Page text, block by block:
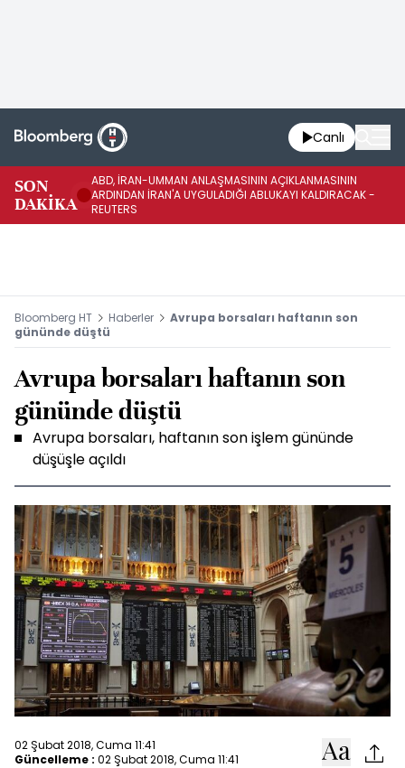
Canlı
SON
DAKİKA
ABD, İRAN-UMMAN ANLAŞMASININ AÇIKLANMASININ
ARDINDAN İRAN'A UYGULADIĞI ABLUKAYI KALDIRACAK -
REUTERS
Bloomberg HT Haberler
Avrupa borsaları haftanın son
gününde düştü
Avrupa borsaları haftanın son
gününde düştü
Avrupa borsaları, haftanın son işlem gününde
düşüşle açıldı
02 Şubat 2018, Cuma 11:41
Güncelleme : 02 Şubat 2018, Cuma 11:41